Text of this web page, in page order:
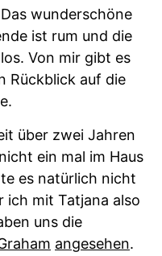
wunderschöne
ist rum und die
Von mir gibt es
Rückblick auf die
über zwei Jahren
ein mal im Haus
es natürlich nicht
ich mit Tatjana also
uns die
angesehen.